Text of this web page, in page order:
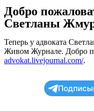
Добро
Светланы
Теперь у адвоката
Живом Журнале. Добро
advokat.livejournal.com/.